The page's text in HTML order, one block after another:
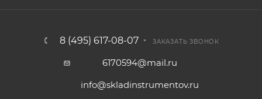
8 (495) 617-08-07 ЗАКАЗАТЬ ЗВОНОК
6170594@mail.ru
info@skladinstrumentov.ru